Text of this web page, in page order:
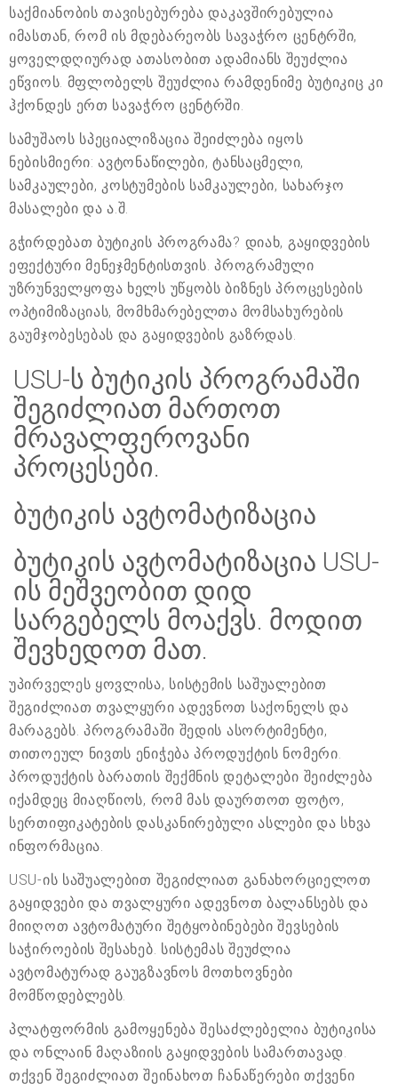
საქმიანობის თავისებურება დაკავშირებულია
იმასთან, რომ ის მდებარეობს სავაჭრო ცენტრში,
ყოველდღიურად ათასობით ადამიანს შეუძლია
ეწვიოს. მფლობელს შეუძლია რამდენიმე ბუტიკიც კი
ჰქონდეს ერთ სავაჭრო ცენტრში.
სამუშაოს სპეციალიზაცია შეიძლება იყოს
ნებისმიერი: ავტონაწილები, ტანსაცმელი,
სამკაულები, კოსტუმების სამკაულები, სახარჯო
მასალები და ა.შ.
გჭირდებათ ბუტიკის პროგრამა? დიახ, გაყიდვების
ეფექტური მენეჯმენტისთვის. პროგრამული
უზრუნველყოფა ხელს უწყობს ბიზნეს პროცესების
ოპტიმიზაციას, მომხმარებელთა მომსახურების
გაუმჯობესებას და გაყიდვების გაზრდას.
USU-ს ბუტიკის პროგრამაში
შეგიძლიათ მართოთ
მრავალფეროვანი
პროცესები.
ბუტიკის ავტომატიზაცია
ბუტიკის ავტომატიზაცია USU-
ის მეშვეობით დიდ
სარგებელს მოაქვს. მოდით
შევხედოთ მათ.
უპირველეს ყოვლისა, სისტემის საშუალებით
შეგიძლიათ თვალყური ადევნოთ საქონელს და
მარაგებს. პროგრამაში შედის ასორტიმენტი,
თითოეულ ნივთს ენიჭება პროდუქტის ნომერი.
პროდუქტის ბარათის შექმნის დეტალები შეიძლება
იქამდეც მიაღწიოს, რომ მას დაურთოთ ფოტო,
სერთიფიკატების დასკანირებული ასლები და სხვა
ინფორმაცია.
USU-ის საშუალებით შეგიძლიათ განახორციელოთ
გაყიდვები და თვალყური ადევნოთ ბალანსებს და
მიიღოთ ავტომატური შეტყობინებები შევსების
საჭიროების შესახებ. სისტემას შეუძლია
ავტომატურად გაუგზავნოს მოთხოვნები
მომწოდებლებს.
პლატფორმის გამოყენება შესაძლებელია ბუტიკისა
და ონლაინ მაღაზიის გაყიდვების სამართავად.
თქვენ შეგიძლიათ შეინახოთ ჩანაწერები თქვენი